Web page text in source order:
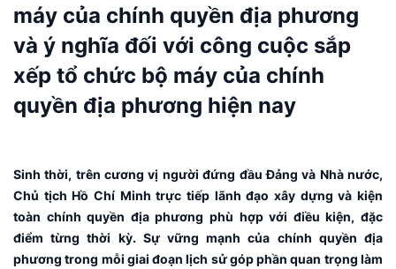
máy của chính quyền địa phương
và ý nghĩa đối với công cuộc sắp
xếp tổ chức bộ máy của chính
quyền địa phương hiện nay
Sinh thời, trên cương vị người đứng đầu Đảng và Nhà nước,
Chủ tịch Hồ Chí Minh trực tiếp lãnh đạo xây dựng và kiện
toàn chính quyền địa phương phù hợp với điều kiện, đặc
điểm từng thời kỳ. Sự vững mạnh của chính quyền địa
phương trong mỗi giai đoạn lịch sử góp phần quan trọng làm